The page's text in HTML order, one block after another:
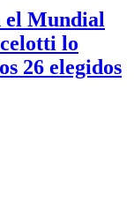
el Mundial
lo
26 elegidos